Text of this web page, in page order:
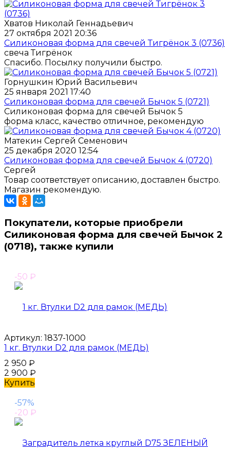
Хватов Николай Геннадьевич
27 октября 2021 20:36
Силиконовая форма для свечей Тигрёнок 3 (0736)
свеча Тигрёнок
Спасибо. Посылку получили быстро.
Горнушкин Юрий Васильевич
25 января 2021 17:40
Силиконовая форма для свечей Бычок 5 (0721)
Силиконовая форма для свечей Бычок 5
форма класс, качество отличное, рекомендую
Матекин Сергей Семенович
25 декабря 2020 12:54
Силиконовая форма для свечей Бычок 4 (0720)
Сергей
Товар соответствует описанию, доставлен быстро.
Магазин рекомендую.
Покупатели, которые приобрели
Силиконовая форма для свечей Бычок 2
(0718), также купили
-50 ₽
Артикул: 1837-1000
1 кг. Втулки D2 для рамок (МЕДЬ)
2 950 ₽
2 900 ₽
Купить
-57%
-20 ₽